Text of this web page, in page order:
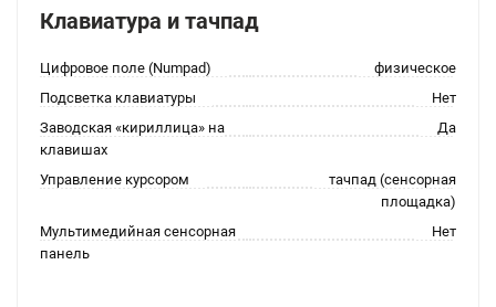
Клавиатура и тачпад
Цифровое поле (Numpad)
физическое
Подсветка клавиатуры
Нет
Заводская «кириллица» на
клавишах
Да
Управление курсором
тачпад (сенсорная
площадка)
Мультимедийная сенсорная
панель
Нет